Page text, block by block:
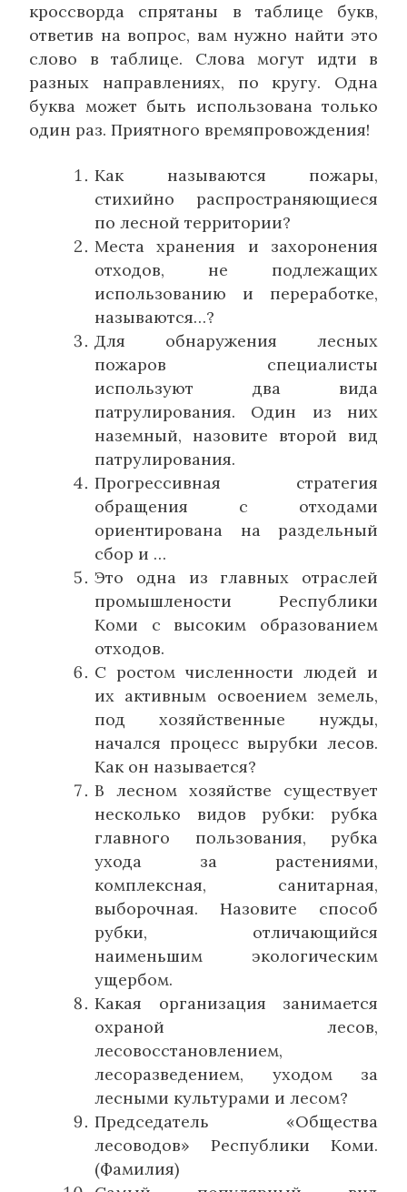
кроссворда спрятаны в таблице букв,
ответив на вопрос, вам нужно найти это
слово в таблице. Слова могут идти в
разных направлениях, по кругу. Одна
буква может быть использована только
один раз. Приятного времяпровождения!
Как называются пожары,
стихийно распространяющиеся
по лесной территории?
Места хранения и захоронения
отходов, не подлежащих
использованию и переработке,
называются…?
Для обнаружения лесных
пожаров специалисты
используют два вида
патрулирования. Один из них
наземный, назовите второй вид
патрулирования.
Прогрессивная стратегия
обращения с отходами
ориентирована на раздельный
сбор и …
Это одна из главных отраслей
промышлености Республики
Коми с высоким образованием
отходов.
С ростом численности людей и
их активным освоением земель,
под хозяйственные нужды,
начался процесс вырубки лесов.
Как он называется?
В лесном хозяйстве существует
несколько видов рубки: рубка
главного пользования, рубка
ухода за растениями,
комплексная, санитарная,
выборочная. Назовите способ
рубки, отличающийся
наименьшим экологическим
ущербом.
Какая организация занимается
охраной лесов,
лесовосстановлением,
лесоразведением, уходом за
лесными культурами и лесом?
Председатель «Общества
лесоводов» Республики Коми.
(Фамилия)